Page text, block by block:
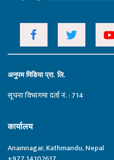
अनुपम मिडिया प्रा. लि.
सूचना विभागमा दर्ता नं. : 714
कार्यालय
Anamnagar, Kathmandu, Nepal